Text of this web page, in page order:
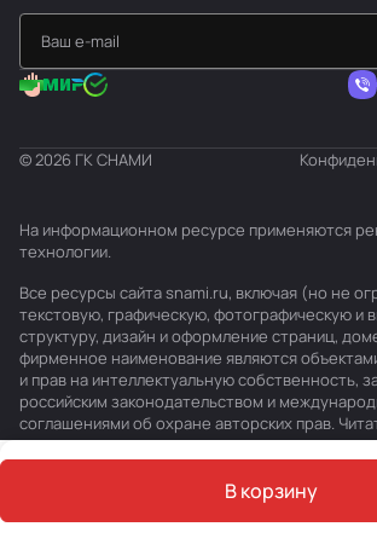
В корзину
© 2026 ГК СНАМИ
На информационном ресурсе применяются
технологии.
Все ресурсы сайта snami.ru, включая (но не
текстовую, графическую, фотографическую и
структуру, дизайн и оформление страниц,
фирменное наименование являются
и прав на интеллектуальную собственность,
российским законодательством и
соглашениями об охране авторских прав.